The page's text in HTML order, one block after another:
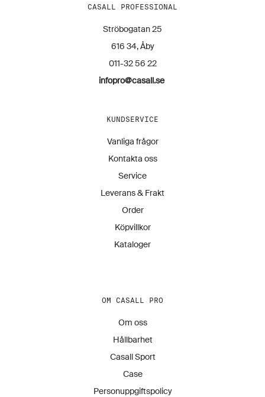
CASALL PROFESSIONAL
Ströbogatan 25
616 34, Åby
011-32 56 22
infopro@casall.se
KUNDSERVICE
Vanliga frågor
Kontakta oss
Service
Leverans & Frakt
Order
Köpvillkor
Kataloger
OM CASALL PRO
Om oss
Hållbarhet
Casall Sport
Case
Personuppgiftspolicy